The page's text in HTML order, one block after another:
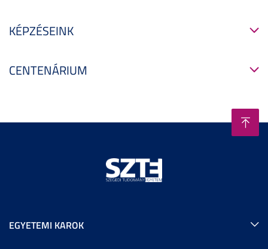
KÉPZÉSEINK
CENTENÁRIUM
EGYETEMI KAROK